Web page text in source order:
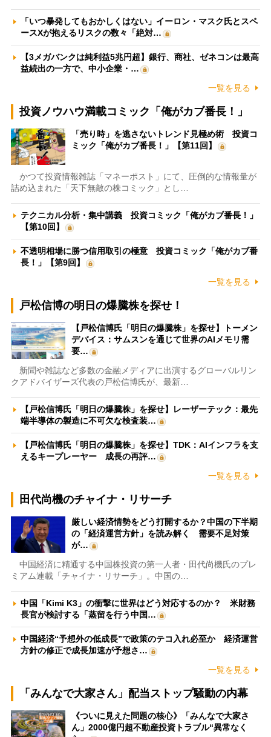
「いつ暴発してもおかしくはない」イーロン・マスク氏とスペ
ースXが抱えるリスクの数々「絶対…
【3メガバンクは純利益5兆円超】銀行、商社、ゼネコンは最高
益続出の一方で、中小企業・…
一覧を見る
投資ノウハウ満載コミック「俺がカブ番長！」
「売り時」を逃さないトレンド見極め術 投資コ
ミック「俺がカブ番長！」【第11回】
かつて投資情報雑誌「マネーポスト」にて、圧倒的な情報量が
詰め込まれた「天下無敵の株コミック」とし…
テクニカル分析・集中講義 投資コミック「俺がカブ番長！」
【第10回】
不透明相場に勝つ信用取引の極意 投資コミック「俺がカブ番
長！」【第9回】
一覧を見る
戸松信博の明日の爆騰株を探せ！
【戸松信博氏「明日の爆騰株」を探せ】トーメン
デバイス：サムスンを通じて世界のAIメモリ需
要…
新聞や雑誌など多数の金融メディアに出演するグローバルリン
クアドバイザーズ代表の戸松信博氏が、最新…
【戸松信博氏「明日の爆騰株」を探せ】レーザーテック：最先
端半導体の製造に不可欠な検査装…
【戸松信博氏「明日の爆騰株」を探せ】TDK：AIインフラを支
えるキープレーヤー 成長の再評…
一覧を見る
田代尚機のチャイナ・リサーチ
厳しい経済情勢をどう打開するか？中国の下半期
の「経済運営方針」を読み解く 需要不足対策
が…
中国経済に精通する中国株投資の第一人者・田代尚機氏のプレ
ミアム連載「チャイナ・リサーチ」。中国の…
中国「Kimi K3」の衝撃に世界はどう対応するのか？ 米財務
長官が検討する「蒸留を行う中国…
中国経済“予想外の低成長”で政策のテコ入れ必至か 経済運営
方針の修正で成長加速が予想さ…
一覧を見る
「みんなで大家さん」配当ストップ騒動の内幕
《ついに見えた問題の核心》「みんなで大家さ
ん」2000億円超不動産投資トラブル“異常なく